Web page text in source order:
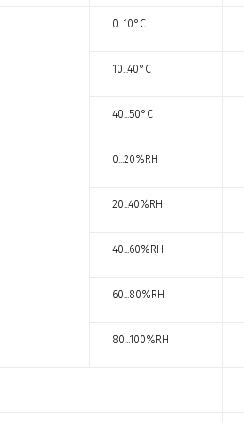
0...10°С
10...40°С
40...50°С
0...20%RH
20...40%RH
40...60%RH
60...80%RH
80...100%RH